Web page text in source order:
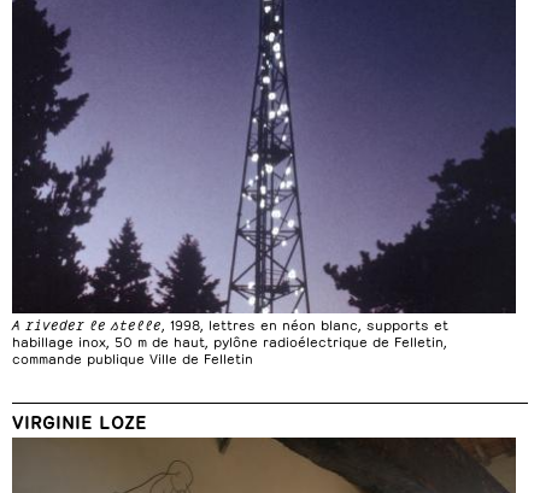
A riveder le stelle , 1998, lettres en néon blanc, supports et
habillage inox, 50 m de haut, pylône radioélectrique de Felletin,
commande publique Ville de Felletin
VIRGINIE LOZE